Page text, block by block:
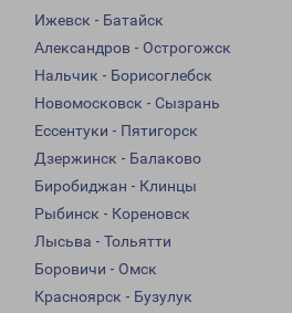
Ижевск - Батайск
Александров - Острогожск
Нальчик - Борисоглебск
Новомосковск - Сызрань
Ессентуки - Пятигорск
Дзержинск - Балаково
Биробиджан - Клинцы
Рыбинск - Кореновск
Лысьва - Тольятти
Боровичи - Омск
Красноярск - Бузулук